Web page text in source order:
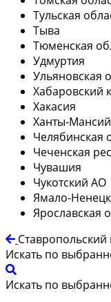
Тульская
Тыва
Тюменская
Удмуртия
Ульяновская
Хабаровский
Хакасия
Ханты-
Челябинская
Чеченская
Чувашия
Чукотский АО
Ямало-
Ярославская
Ставропольский
Искать по
Искать по